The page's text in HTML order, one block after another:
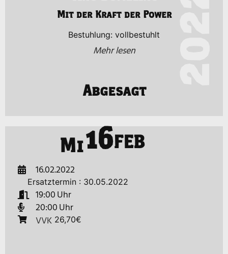
Mit der Kraft der Power
Bestuhlung: vollbestuhlt
Mehr lesen
Abgesagt
2022
Mi16FEB
16.02.2022
Ersatztermin : 30.05.2022
19:00
20:00
VVK 26,70€